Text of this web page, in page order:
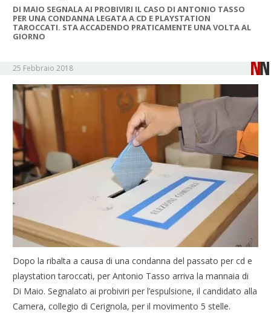
DI MAIO SEGNALA AI PROBIVIRI IL CASO DI ANTONIO TASSO
PER UNA CONDANNA LEGATA A CD E PLAYSTATION
TAROCCATI. STA ACCADENDO PRATICAMENTE UNA VOLTA AL
GIORNO
25 Febbraio 2018
Dopo la ribalta a causa di una condanna del passato per cd e
playstation taroccati, per Antonio Tasso arriva la mannaia di
Di Maio. Segnalato ai probiviri per l’espulsione, il candidato alla
Camera, collegio di Cerignola, per il movimento 5 stelle.